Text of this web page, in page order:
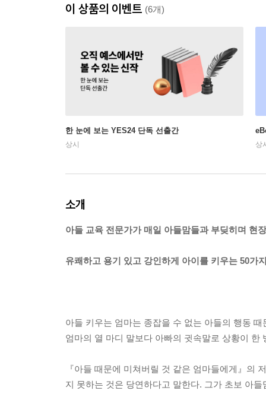
이 상품의 이벤트 (6개)
한 눈에 보는 YES24 단독 선출간
상시 상
소개
아들 교육 전문가가 매일 아들맘들과 부딪히며 현
유쾌하고 용기 있고 강인하게 아이를 키우는 50가
아들 키우는 엄마는 종잡을 수 없는 아들의 행동
엄마의 열 마디 말보다 아빠의 귓속말로 상황이
『아들 때문에 미쳐버릴 것 같은 엄마들에게』의
지 못하는 것은 당연하다고 말한다. 그가 초보 아